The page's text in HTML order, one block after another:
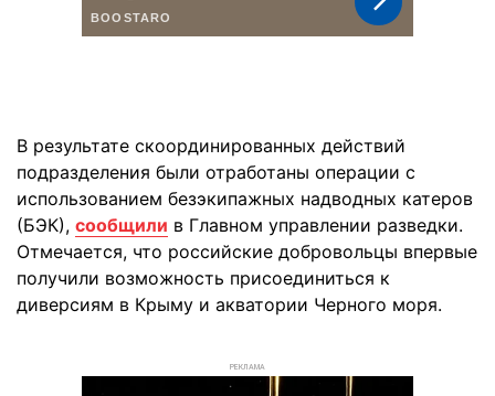
В результате скоординированных действий
подразделения были отработаны операции с
использованием безэкипажных надводных катеров
(БЭК), сообщили в Главном управлении разведки.
Отмечается, что российские добровольцы впервые
получили возможность присоединиться к
диверсиям в Крыму и акватории Черного моря.
РЕКЛАМА